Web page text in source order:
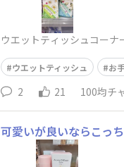
ウエットティッシュコー
ウエットティッシュ お
2 21 100均チ
可愛いが良いならこっ